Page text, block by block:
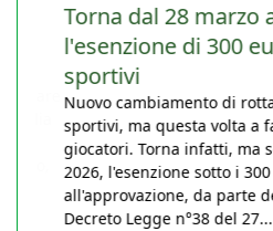
Torna dal 28 marzo al
l'esenzione di 300
sportivi
Nuovo cambiamento di rotta
sportivi, ma questa volta a
giocatori. Torna infatti, ma
2026, l'esenzione sotto i 300
all'approvazione, da parte del
Decreto Legge n°38 del 27...